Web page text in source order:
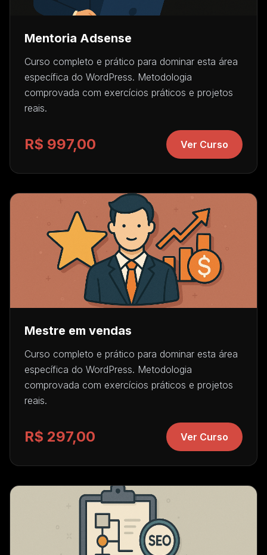
Mentoria Adsense
Curso completo e prático para dominar esta área
específica do WordPress. Metodologia
comprovada com exercícios práticos e projetos
reais.
R$ 997,00 Ver Curso
Mestre em vendas
Curso completo e prático para dominar esta área
específica do WordPress. Metodologia
comprovada com exercícios práticos e projetos
reais.
R$ 297,00 Ver Curso